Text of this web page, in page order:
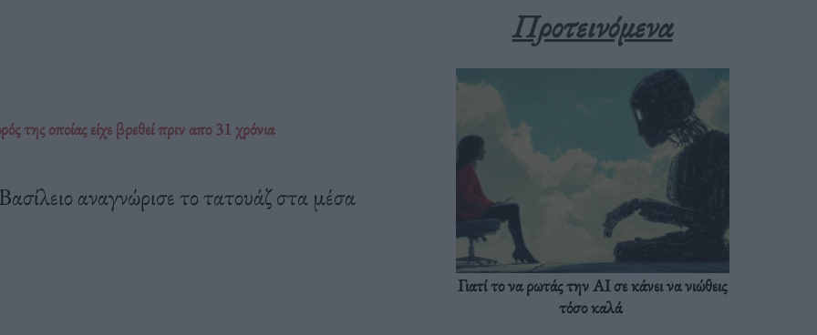
της οποίας είχε βρεθεί πριν απο 31 χρόνια
αναγνώρισε το τατουάζ στα μέσα
Προτεινόμενα
Γιατί το να ρωτάς την AI σε κάνει να νιώθεις
τόσο καλά